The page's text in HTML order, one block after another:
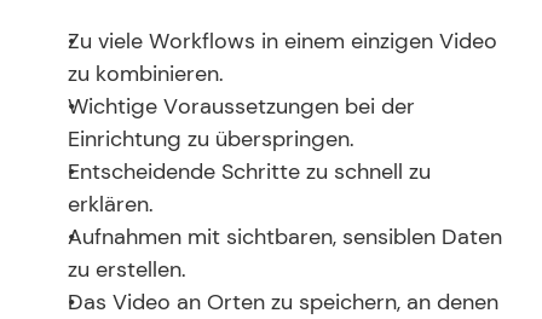
Zu viele Workflows in einem einzigen Video
zu kombinieren.
Wichtige Voraussetzungen bei der
Einrichtung zu überspringen.
Entscheidende Schritte zu schnell zu
erklären.
Aufnahmen mit sichtbaren, sensiblen Daten
zu erstellen.
Das Video an Orten zu speichern, an denen